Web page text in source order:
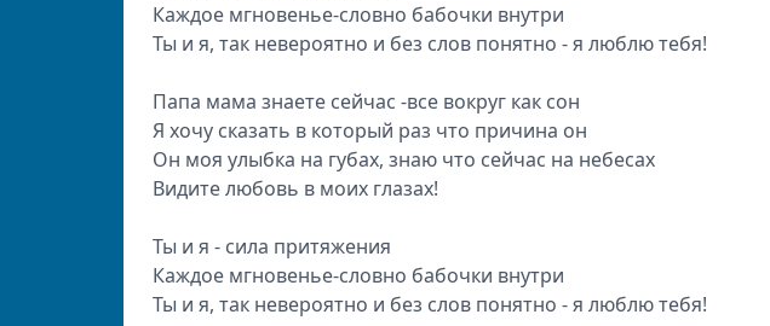
Каждое мгновенье-словно бабочки внутри
Ты и я, так невероятно и без слов понятно - я люблю тебя!
Папа мама знаете сейчас -все вокруг как сон
Я хочу сказать в который раз что причина он
Он моя улыбка на губах, знаю что сейчас на небесах
Видите любовь в моих глазах!
Ты и я - сила притяжения
Каждое мгновенье-словно бабочки внутри
Ты и я, так невероятно и без слов понятно - я люблю тебя!